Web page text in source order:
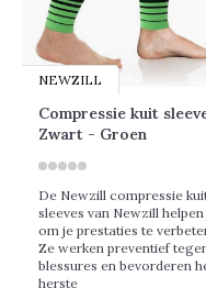
NEWZILL
Compressie kuit
Zwart - Groen
De Newzill compressie
sleeves van Newzill
om je prestaties te
Ze werken preventief
blessures en bevorderen
herste